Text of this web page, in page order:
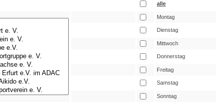
alle
Montag
Dienstag
Mittwoch
Donnerstag
Freitag
Samstag
Sonntag